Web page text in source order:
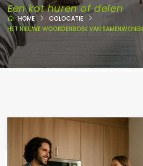
Een kot huren of delen
HOME
COLOCATIE
HET NIEUWE WOORDENBOEK VAN SAMENWONEN